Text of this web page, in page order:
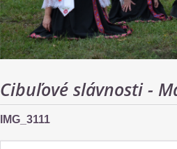
Cibuľové slávnosti -
IMG_3111